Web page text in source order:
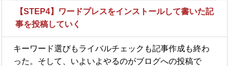
【STEP4】ワードプレスをインストールして書いた記
事を投稿していく
キーワード選びもライバルチェックも記事作成も終わ
った。そして、いよいよやるのがブログへの投稿で